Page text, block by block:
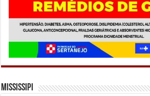
Mississipi